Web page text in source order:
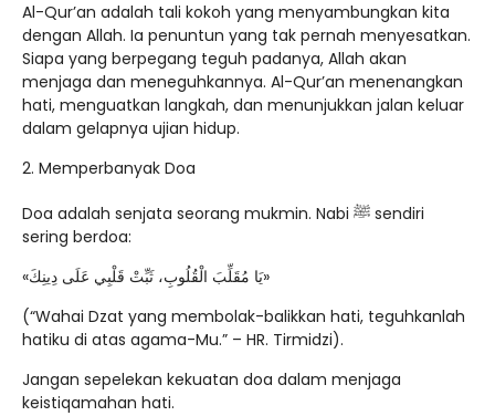
Al-Qur’an adalah tali kokoh yang menyambungkan kita
dengan Allah. Ia penuntun yang tak pernah menyesatkan.
Siapa yang berpegang teguh padanya, Allah akan
menjaga dan meneguhkannya. Al-Qur’an menenangkan
hati, menguatkan langkah, dan menunjukkan jalan keluar
dalam gelapnya ujian hidup.
Memperbanyak Doa
Doa adalah senjata seorang mukmin. Nabi ﷺ sendiri
sering berdoa:
«يَا مُقَلِّبَ الْقُلُوبِ، ثَبِّتْ قَلْبِي عَلَى دِينِكَ»
(“Wahai Dzat yang membolak-balikkan hati, teguhkanlah
hatiku di atas agama-Mu.” – HR. Tirmidzi).
Jangan sepelekan kekuatan doa dalam menjaga
keistiqamahan hati.